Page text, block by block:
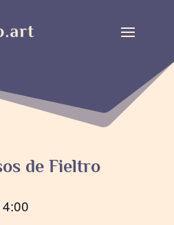
de Fieltro